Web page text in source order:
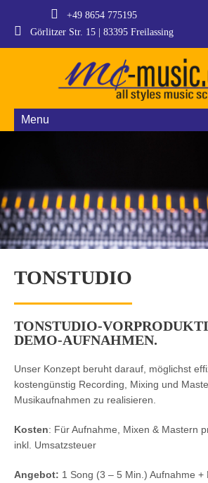
+49 8654 775195
Görlitzer Str. 15 | 83395 Freilassing
Menu
TONSTUDIO
TONSTUDIO-
DEMO-AUFNAHMEN.
Unser Konzept beruht darauf, möglichst
kostengünstig Recording, Mixing und
Musikaufnahmen zu realisieren.
Kosten: Für Aufnahme, Mixen & Mastern
inkl. Umsatzsteuer
Angebot: 1 Song (3 – 5 Min.) Aufnahme +